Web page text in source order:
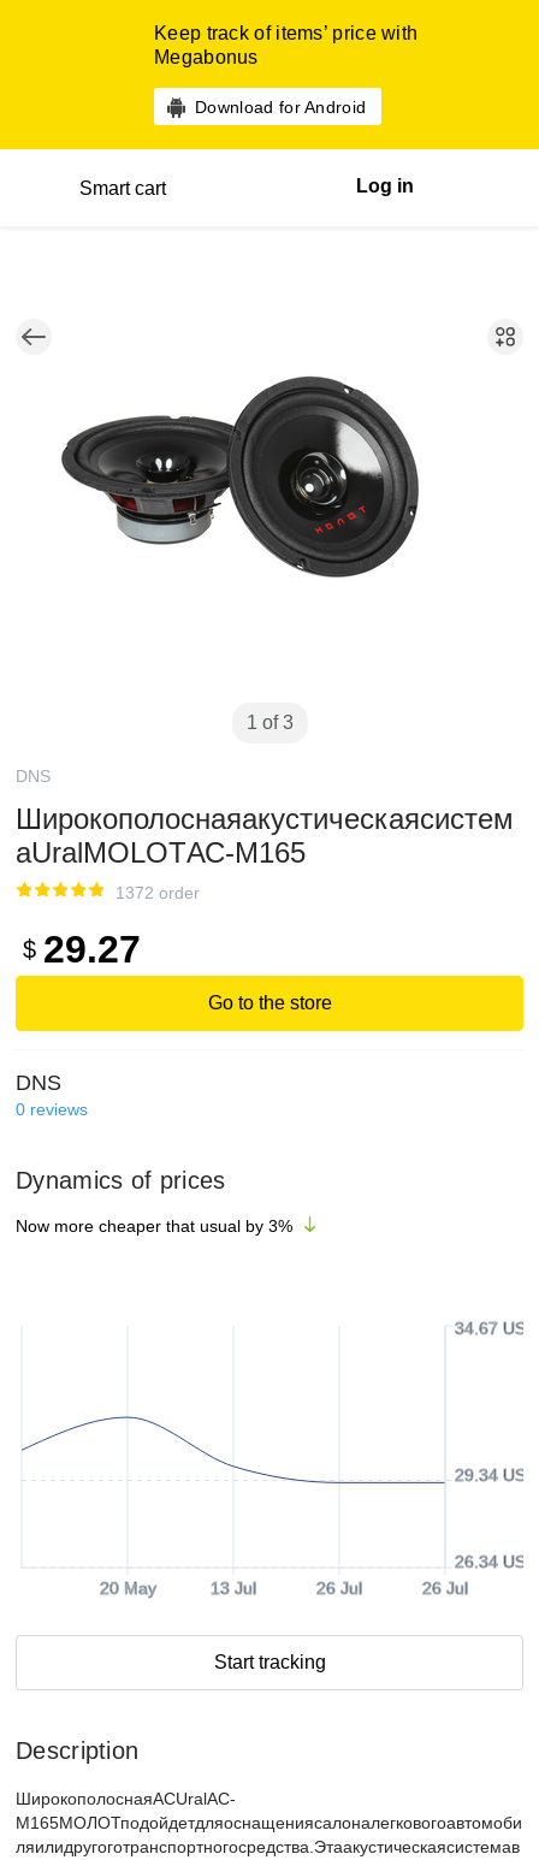
Keep track of items’ price with
Megabonus
Download for Android
Smart cart Log in
1 of 3
DNS
Широкополоснаяакустическаясистем
аUralMOLOTАС-М165
1372 order
$ 29.27
Go to the store
DNS
0 reviews
Dynamics of prices
Now more cheaper that usual by 3%
20 May 13 Jul 26 Jul 26 Jul
26.34 USD
29.34 USD
34.67 USD
Start tracking
Description
ШирокополоснаяАСUralАС-
М165МОЛОТподойдетдляоснащениясалоналегковогоавтомоби
ляилидругоготранспортногосредства.Этаакустическаясистемав